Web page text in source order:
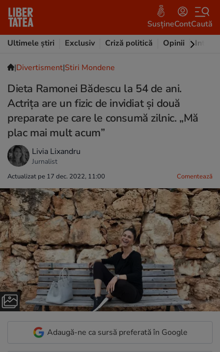
SusțineContCaută
Ultimele știri
Exclusiv Criză politică Opinii
|Divertisment|Stiri Mondene
Dieta Ramonei Bădescu la 54 de ani.
Actrița are un fizic de invidiat și două
preparate pe care le consumă zilnic. „Mă
plac mai mult acum”
Livia Lixandru
Jurnalist
Actualizat pe 17 dec. 2022, 11:00 Comentează
Adaugă-ne ca sursă preferată în Google